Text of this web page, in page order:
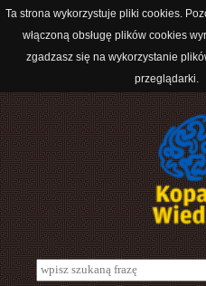
Ta strona wykorzystuje pliki cookies.
włączoną obsługę plików cookies
zgadzasz się na wykorzystanie
przeglądarki.